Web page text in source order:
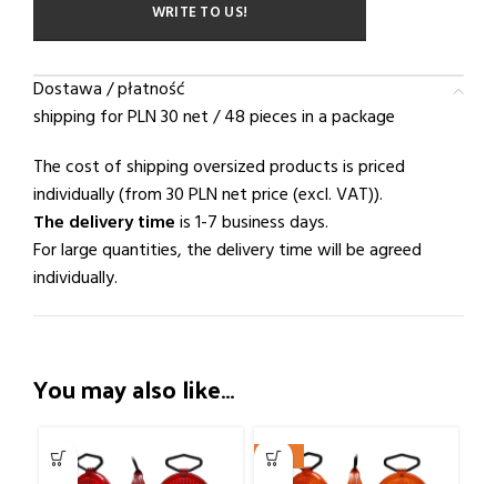
WRITE TO US!
Dostawa / płatność
shipping for PLN 30 net / 48 pieces in a package
The cost of shipping oversized products is priced
individually (from 30 PLN net price (excl. VAT)).
The delivery timeis 1-7 business days.
For large quantities, the delivery time will be agreed
individually.
You may also like…
-38%